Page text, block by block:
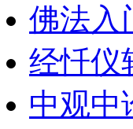
佛法入
经忏仪
中观中